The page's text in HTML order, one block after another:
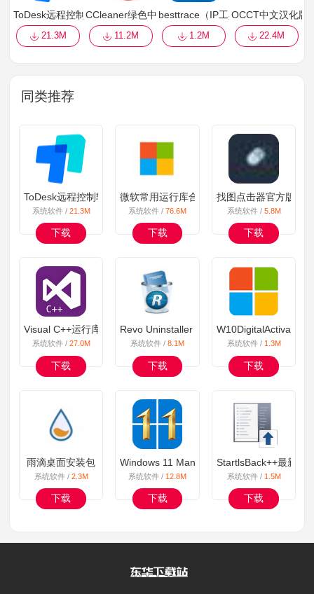
ToDesk远程控制软件
21.3M
CCleaner绿色中文版
11.2M
besttrace（IP工具）单文件版
1.2M
OCCT中文汉化版
22.4M
同类推荐
ToDesk远程控制软件
系统软件 / 21.3M
下载
微软常用运行库合集安装包
系统软件 /76.6M
下载
找图点击器官方版
系统软件 / 5.8M
下载
Visual C++运行库合集安装包
系统软件 / 27.0M
下载
Revo Uninstaller PRO（软件强制卸载工具
系统软件 /8.1M
下载
W10DigitalActivation
系统软件 / 1.3M
下载
雨滴桌面安装包
系统软件 / 2.3M
下载
Windows 11 Manager免激活便携版
系统软件 / 12.8M
下载
StartlsBack++最新破
系统软件 / 1.5M
下载